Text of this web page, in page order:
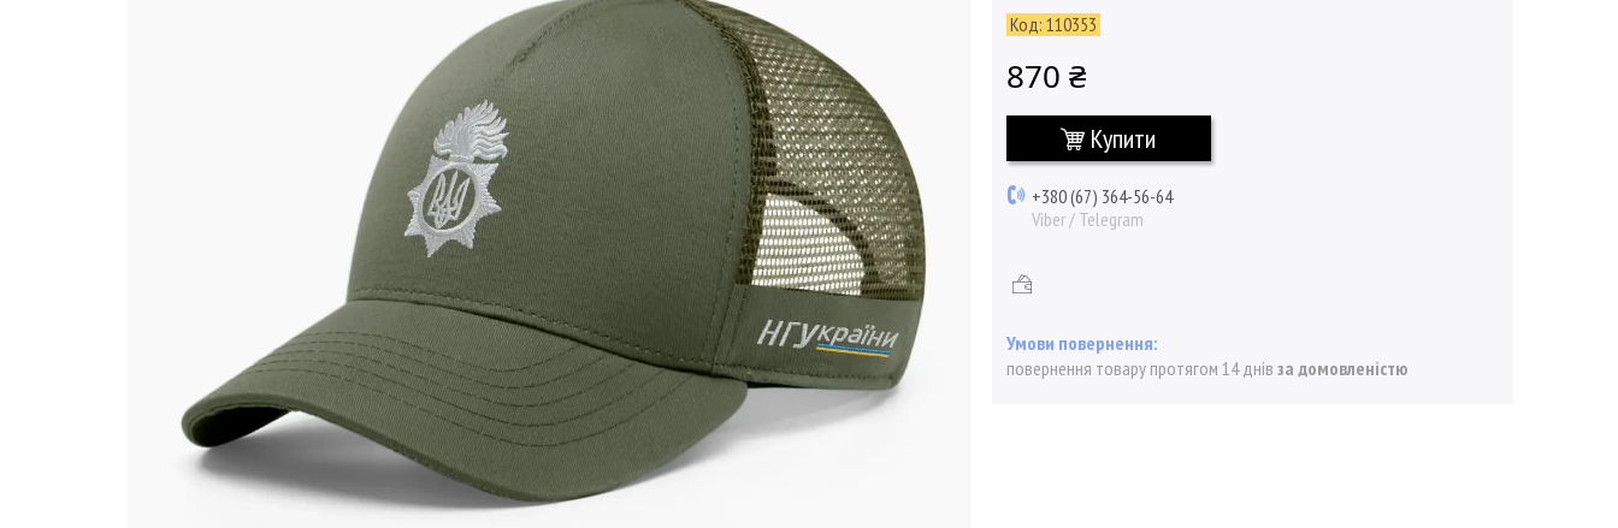
Код: 110353
870 ₴
Купити
+380 (67) 364-56-64
Viber / Telegram
повернення товару протягом 14 днів за домовленістю